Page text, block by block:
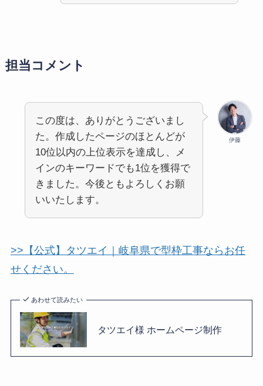
担当コメント
伊藤
この度は、ありがとうございまし
た。作成したページのほとんどが
10位以内の上位表示を達成し、メ
インのキーワードでも1位を獲得で
きました。今後ともよろしくお願
いいたします。
>>【公式】タツエイ｜岐阜県で型枠工事ならお任
せください。
あわせて読みたい
タツエイ様 ホームページ制作